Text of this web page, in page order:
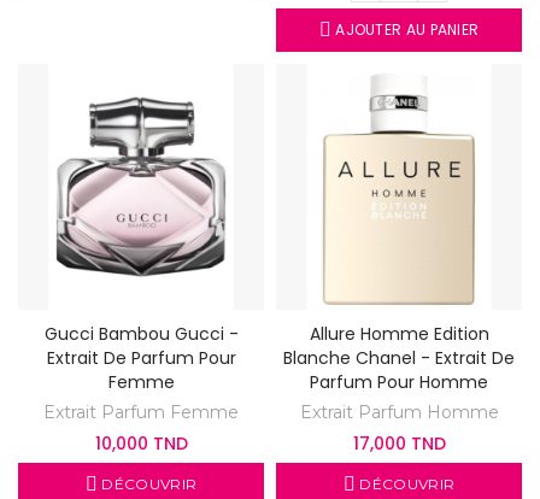
AJOUTER AU PANIER
Gucci Bambou Gucci -
Extrait De Parfum Pour
Femme
Extrait Parfum Femme
10,000 TND
DÉCOUVRIR
Allure Homme Edition
Blanche Chanel - Extrait De
Parfum Pour Homme
Extrait Parfum Homme
17,000 TND
DÉCOUVRIR